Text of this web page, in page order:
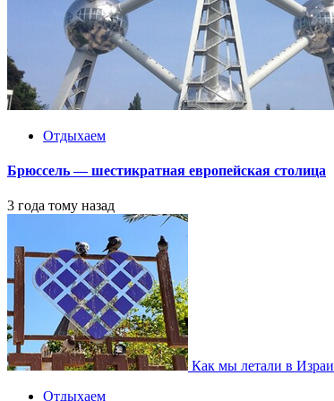
Отдыхаем
Брюссель — шестикратная европейская столица
3 года тому назад
Как мы летали в
Отдыхаем